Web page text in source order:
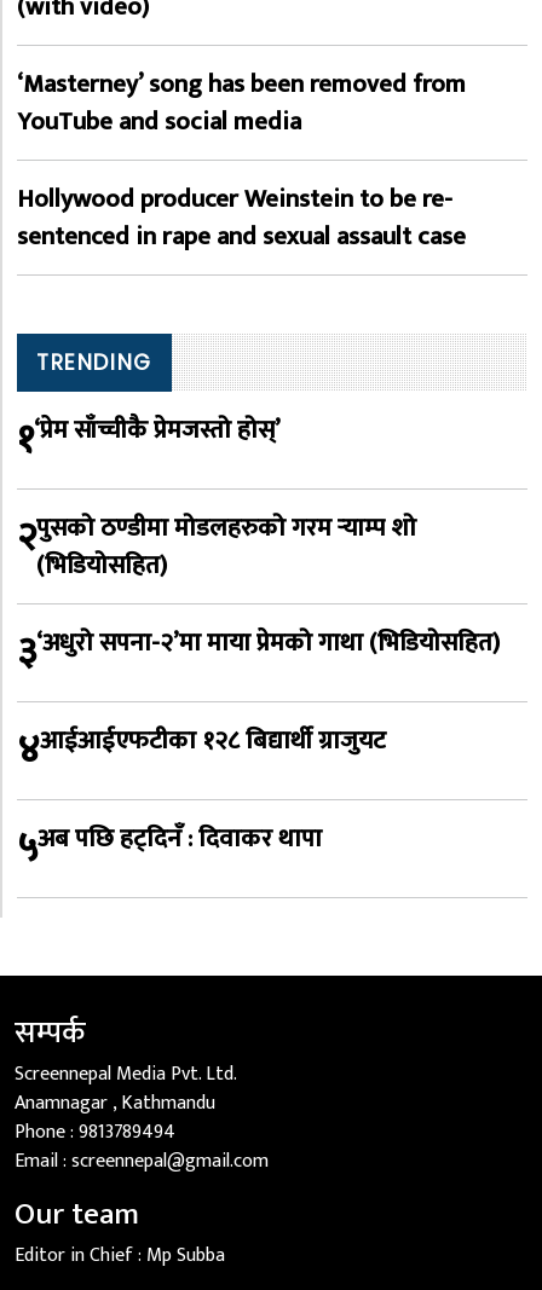
‘Masterney’ song has been removed from
YouTube and social media
Hollywood producer Weinstein to be re-
sentenced in rape and sexual assault case
TRENDING
१‘प्रेम साँच्चीकै प्रेमजस्तो होस्’
२पुसको ठण्डीमा मोडलहरुको गरम र्‍याम्प शो
(भिडियोसहित)
३‘अधुरो सपना-२’मा माया प्रेमको गाथा (भिडियोसहित)
४आईआईएफटीका १२८ बिद्यार्थी ग्राजुयट
५अब पछि हट्दिनँ : दिवाकर थापा
सम्पर्क
Screennepal Media Pvt. Ltd.
Anamnagar , Kathmandu
Phone :9813789494
Email :screennepal@gmail.com
Our team
Editor in Chief : Mp Subba